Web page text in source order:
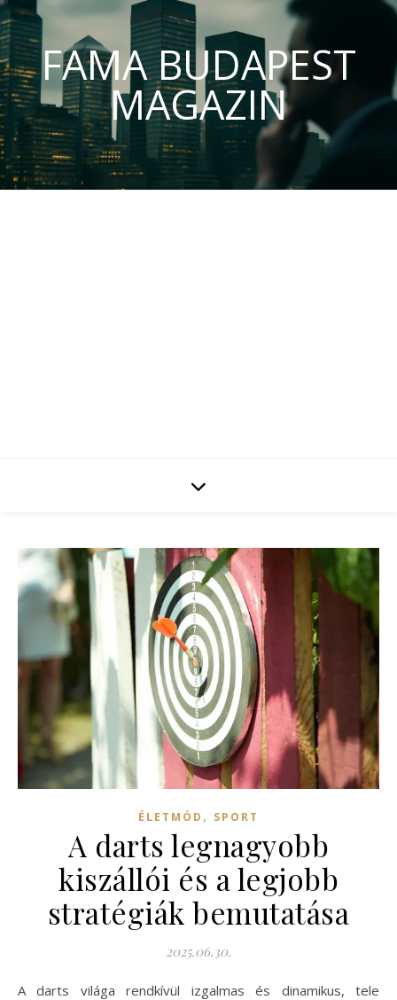
FAMA BUDAPEST
MAGAZIN
ÉLETMÓD , SPORT
A darts legnagyobb
kiszállói és a legjobb
stratégiák bemutatása
2025.06.30.
A darts világa rendkívül izgalmas és dinamikus, tele